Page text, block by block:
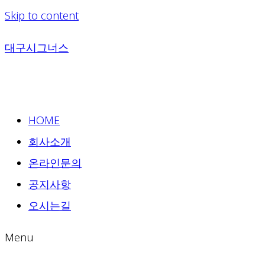
Skip to content
대구시그너스
HOME
회사소개
온라인문의
공지사항
오시는길
Menu